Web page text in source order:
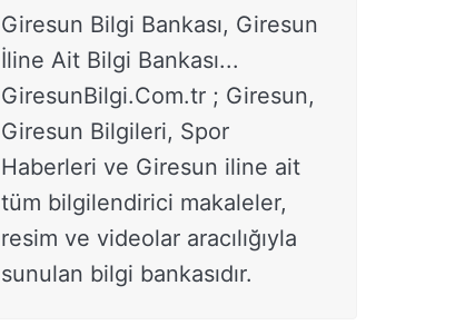
Giresun Bilgi Bankası, Giresun
İline Ait Bilgi Bankası...
GiresunBilgi.Com.tr ; Giresun,
Giresun Bilgileri, Spor
Haberleri ve Giresun iline ait
tüm bilgilendirici makaleler,
resim ve videolar aracılığıyla
sunulan bilgi bankasıdır.